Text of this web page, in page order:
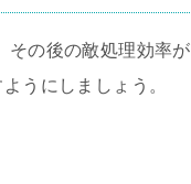
その後の敵処理効率が
うにしましょう。